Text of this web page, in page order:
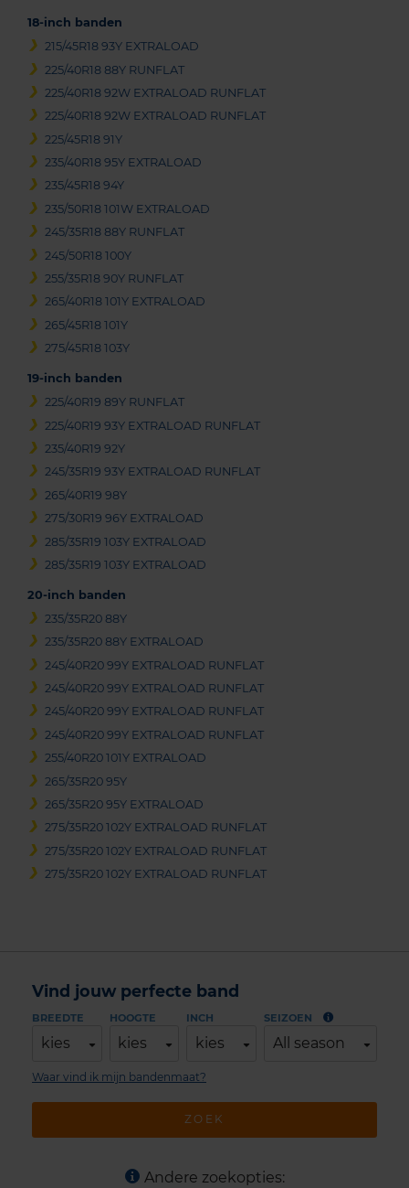
18-inch banden
215/45R18 93Y EXTRALOAD
225/40R18 88Y RUNFLAT
225/40R18 92W EXTRALOAD RUNFLAT
225/40R18 92W EXTRALOAD RUNFLAT
225/45R18 91Y
235/40R18 95Y EXTRALOAD
235/45R18 94Y
235/50R18 101W EXTRALOAD
245/35R18 88Y RUNFLAT
245/50R18 100Y
255/35R18 90Y RUNFLAT
265/40R18 101Y EXTRALOAD
265/45R18 101Y
275/45R18 103Y
19-inch banden
225/40R19 89Y RUNFLAT
225/40R19 93Y EXTRALOAD RUNFLAT
235/40R19 92Y
245/35R19 93Y EXTRALOAD RUNFLAT
265/40R19 98Y
275/30R19 96Y EXTRALOAD
285/35R19 103Y EXTRALOAD
285/35R19 103Y EXTRALOAD
20-inch banden
235/35R20 88Y
235/35R20 88Y EXTRALOAD
245/40R20 99Y EXTRALOAD RUNFLAT
245/40R20 99Y EXTRALOAD RUNFLAT
245/40R20 99Y EXTRALOAD RUNFLAT
245/40R20 99Y EXTRALOAD RUNFLAT
255/40R20 101Y EXTRALOAD
265/35R20 95Y
265/35R20 95Y EXTRALOAD
275/35R20 102Y EXTRALOAD RUNFLAT
275/35R20 102Y EXTRALOAD RUNFLAT
275/35R20 102Y EXTRALOAD RUNFLAT
Vind jouw perfecte band
BREEDTE
kies
HOOGTE
kies
INCH
kies
SEIZOEN
All season
ZOEK
Waar vind ik mijn bandenmaat?
Andere zoekopties: